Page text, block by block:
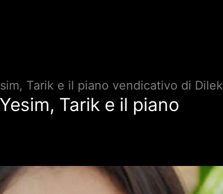
Tarik e il piano vendicativo di Dilek
Tarik e il piano